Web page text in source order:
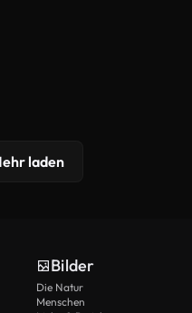
laden
Bilder
Die Natur
Menschen